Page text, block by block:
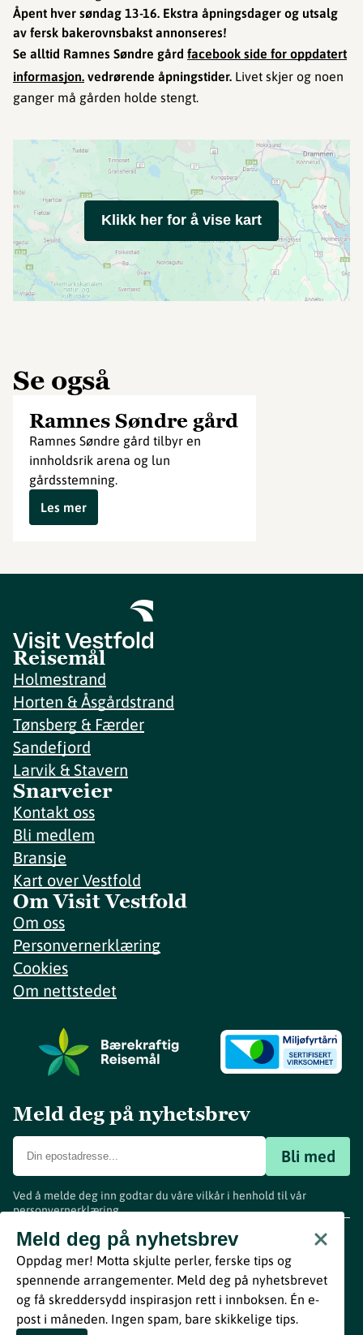
Åpent hver søndag 13-16. Ekstra åpningsdager og utsalg
av fersk bakerovnsbakst annonseres!
Se alltid Ramnes Søndre gård facebook side for oppdatert
informasjon. vedrørende åpningstider. Livet skjer og noen
ganger må gården holde stengt.
Klikk her for å vise kart
Se også
Ramnes Søndre gård
Ramnes Søndre gård tilbyr en
innholdsrik arena og lun
gårdsstemning.
Les mer
Reisemål
Holmestrand
Horten & Åsgårdstrand
Tønsberg & Færder
Sandefjord
Larvik & Stavern
Snarveier
Kontakt oss
Bli medlem
Bransje
Kart over Vestfold
Om Visit Vestfold
Om oss
Personvernerklæring
Cookies
Om nettstedet
Meld deg på nyhetsbrev
Bli med
Ved å melde deg inn godtar du våre vilkår i henhold til vår
personvernerklæring.
Meld deg på nyhetsbrev
Oppdag mer! Motta skjulte perler, ferske tips og
spennende arrangementer. Meld deg på nyhetsbrevet
og få skreddersydd inspirasjon rett i innboksen. Én e-
post i måneden. Ingen spam, bare skikkelige tips.
www.visitvestfold.com
Turistinformasjon
Vestfold Fylkeskommune
ByBreakfast